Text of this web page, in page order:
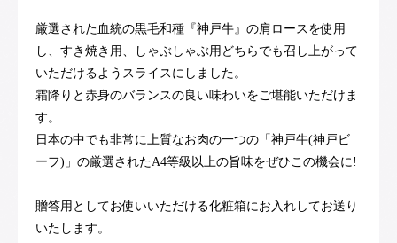
厳選された血統の黒毛和種『神戸牛』の肩ロースを使用
し、すき焼き用、しゃぶしゃぶ用どちらでも召し上がって
いただけるようスライスにしました。
霜降りと赤身のバランスの良い味わいをご堪能いただけま
す。
日本の中でも非常に上質なお肉の一つの「神戸牛(神戸ビ
ーフ)」の厳選されたA4等級以上の旨味をぜひこの機会に!
贈答用としてお使いいただける化粧箱にお入れしてお送り
いたします。